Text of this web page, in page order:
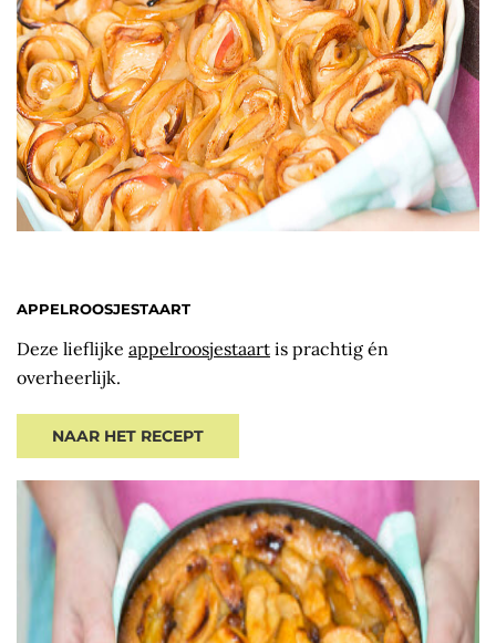
APPELROOSJESTAART
Deze lieflijke appelroosjestaart is prachtig én
overheerlijk.
NAAR HET RECEPT